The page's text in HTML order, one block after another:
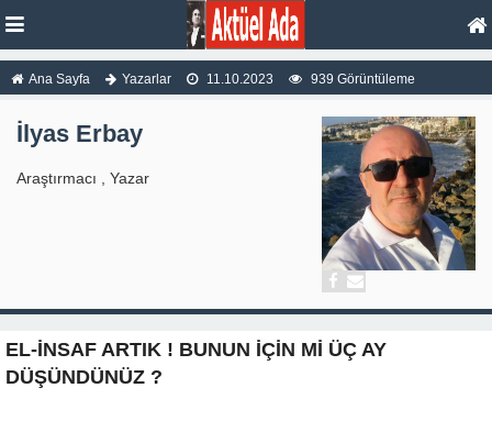
Ana Sayfa Yazarlar 11.10.2023 939 Görüntüleme
İlyas Erbay
Araştırmacı , Yazar
EL-İNSAF ARTIK ! BUNUN İÇİN Mİ ÜÇ AY
DÜŞÜNDÜNÜZ ?